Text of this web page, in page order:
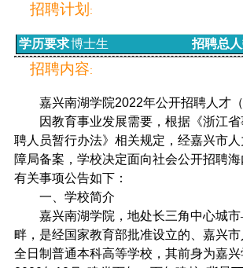
招聘计划 :
学历要求博士生 招聘总
招聘内容:
嘉兴南湖学院2022年公开招聘人才（
因教育事业发展需要，根据《浙江
聘人员暂行办法》相关规定，经嘉兴市
障局备案，学校决定面向社会公开招聘
有关事项公告如下：
一、学校简介
嘉兴南湖学院，地处长三角中心城
畔，是经国家教育部批准设立的、嘉兴
全日制普通本科高等学校，其前身为嘉兴